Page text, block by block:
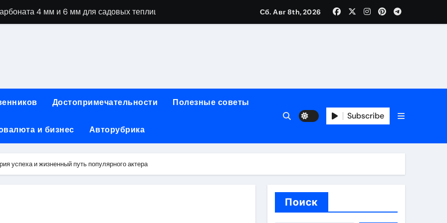
4 мм и 6 мм для садовых теплиц
алгоритмы работы, интерфейсы и совместимость двухкамерного ЭКС Apollo DR
чемоданов разных производителей: характеристики и маневренность
за 5 минут без верификации и банков с пополнением в стейблкоинах
и офисы продаж: контакты, адреса и режим работы
Сб. Авг 8th, 2026
Достопримечательности Полезные советы
и бизнес Авторубрика
Subscribe
успеха и жизненный путь популярного актера
Поиск